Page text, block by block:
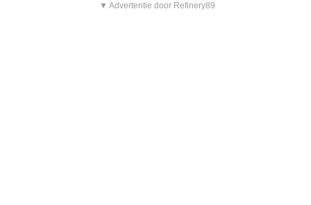
▼ Advertentie door Refinery89